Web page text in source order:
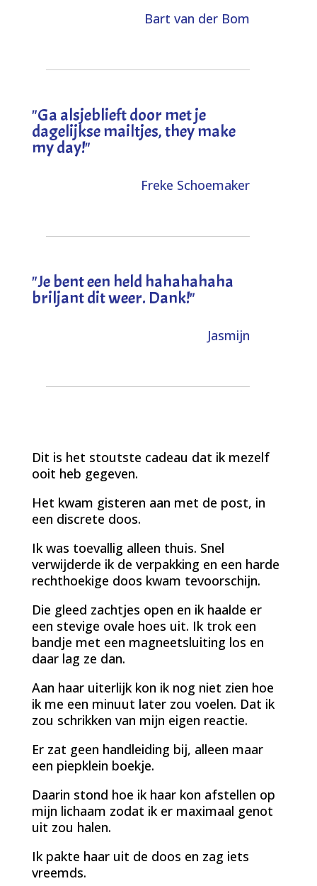
Bart van der Bom
"Ga alsjeblieft door met je
dagelijkse mailtjes, they make
my day!"
Freke Schoemaker
"Je bent een held hahahahaha
briljant dit weer. Dank!"
Jasmijn
Dit is het stoutste cadeau dat ik mezelf
ooit heb gegeven.
Het kwam gisteren aan met de post, in
een discrete doos.
Ik was toevallig alleen thuis. Snel
verwijderde ik de verpakking en een harde
rechthoekige doos kwam tevoorschijn.
Die gleed zachtjes open en ik haalde er
een stevige ovale hoes uit. Ik trok een
bandje met een magneetsluiting los en
daar lag ze dan.
Aan haar uiterlijk kon ik nog niet zien hoe
ik me een minuut later zou voelen. Dat ik
zou schrikken van mijn eigen reactie.
Er zat geen handleiding bij, alleen maar
een piepklein boekje.
Daarin stond hoe ik haar kon afstellen op
mijn lichaam zodat ik er maximaal genot
uit zou halen.
Ik pakte haar uit de doos en zag iets
vreemds.